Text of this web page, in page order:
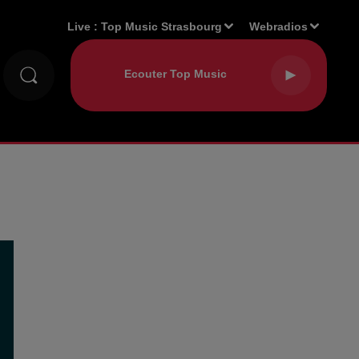
Live :Top Music Strasbourg Webradios